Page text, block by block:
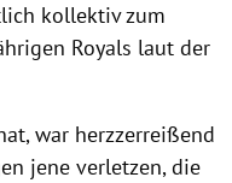
kollektiv zum
Royals laut der
war herzzerreißend
jene verletzen, die